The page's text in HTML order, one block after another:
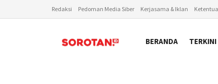
Redaksi Pedoman Media Siber Kerjasama & Iklan
BERANDA TERKINI